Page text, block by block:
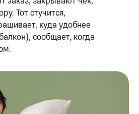
Тот стучится,
куда удобнее
сообщает, когда